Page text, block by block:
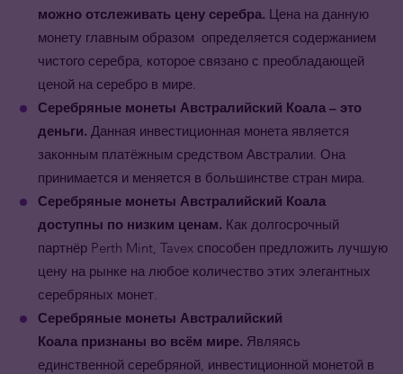
можно отслеживать цену серебра. Цена на данную
монету главным образом определяется содержанием
чистого серебра, которое связано с преобладающей
ценой на серебро в мире.
Серебряные монеты Австралийский Коала – это
деньги. Данная инвестиционная монета является
законным платёжным средством Австралии. Она
принимается и меняется в большинстве стран мира.
Серебряные монеты Австралийский Коала
доступны по низким ценам. Как долгосрочный
партнёр Perth Mint, Tavex способен предложить лучшую
цену на рынке на любое количество этих элегантных
серебряных монет.
Серебряные монеты Австралийский
Коала признаны во всём мире. Являясь
единственной серебряной, инвестиционной монетой в